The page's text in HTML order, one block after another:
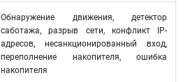
Обнаружение движения, детектор
саботажа, разрыв сети, конфликт IP-
адресов, несанкционированный вход,
переполнение накопителя, ошибка
накопителя